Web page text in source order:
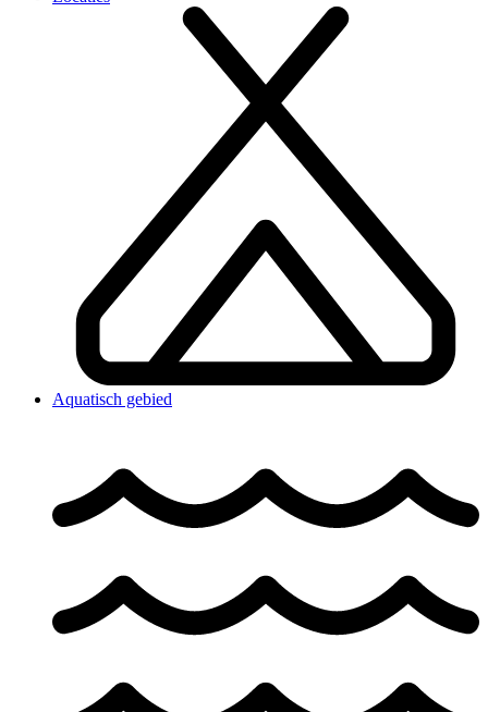
Aquatisch gebied